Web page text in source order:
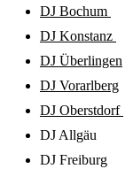
DJ Bochum
DJ Konstanz
DJ Überlingen
DJ Vorarlberg
DJ Oberstdorf
DJ Allgäu
DJ Freiburg